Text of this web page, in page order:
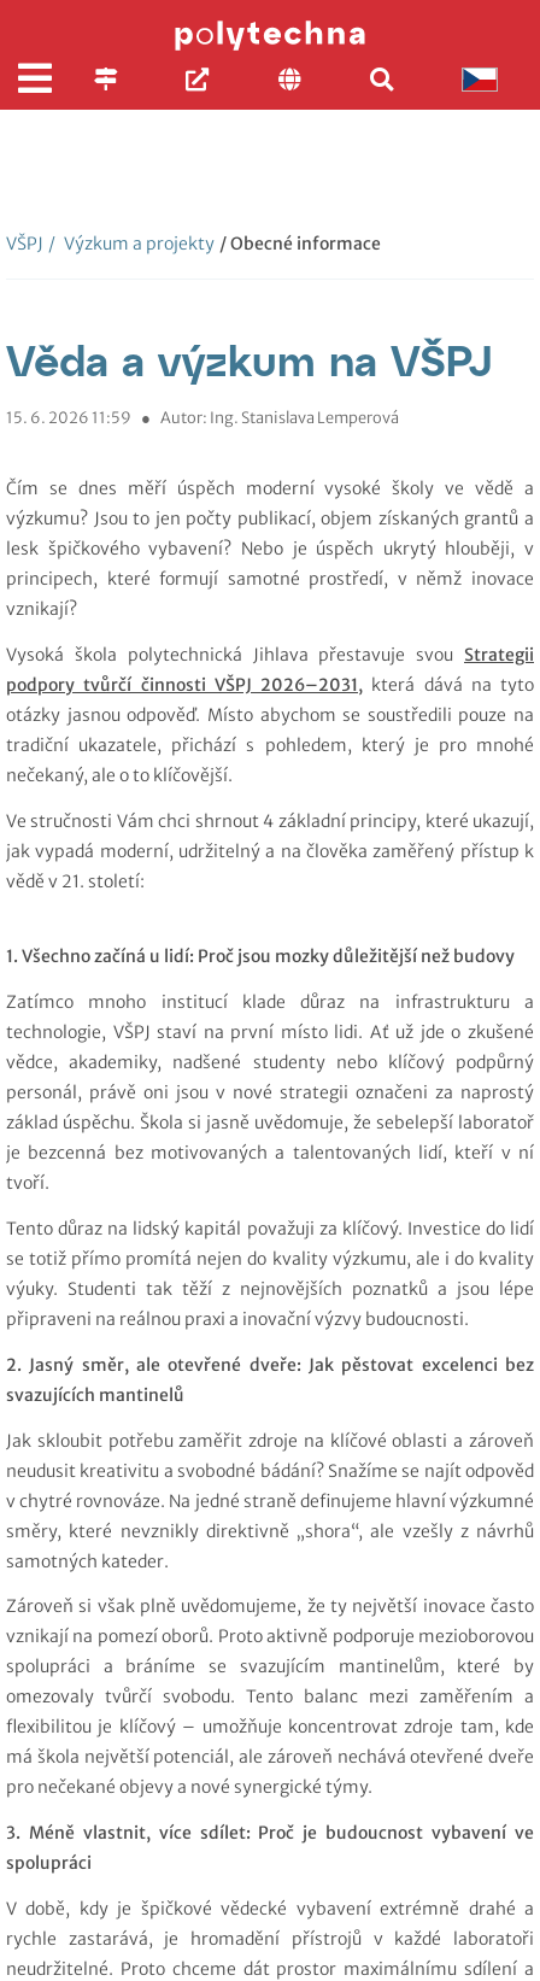
VŠPJ / Výzkum a projekty / Obecné informace
Věda a výzkum na VŠPJ
15. 6. 2026 11:59 ● Autor: Ing. Stanislava Lemperová
Čím se dnes měří úspěch moderní vysoké školy ve vědě a
výzkumu? Jsou to jen počty publikací, objem získaných grantů a
lesk špičkového vybavení? Nebo je úspěch ukrytý hlouběji, v
principech, které formují samotné prostředí, v němž inovace
vznikají?
Vysoká škola polytechnická Jihlava přestavuje svou Strategii
podpory tvůrčí činnosti VŠPJ 2026–2031, která dává na tyto
otázky jasnou odpověď. Místo abychom se soustředili pouze na
tradiční ukazatele, přichází s pohledem, který je pro mnohé
nečekaný, ale o to klíčovější.
Ve stručnosti Vám chci shrnout 4 základní principy, které ukazují,
jak vypadá moderní, udržitelný a na člověka zaměřený přístup k
vědě v 21. století:
1. Všechno začíná u lidí: Proč jsou mozky důležitější než budovy
Zatímco mnoho institucí klade důraz na infrastrukturu a
technologie, VŠPJ staví na první místo lidi. Ať už jde o zkušené
vědce, akademiky, nadšené studenty nebo klíčový podpůrný
personál, právě oni jsou v nové strategii označeni za naprostý
základ úspěchu. Škola si jasně uvědomuje, že sebelepší laboratoř
je bezcenná bez motivovaných a talentovaných lidí, kteří v ní
tvoří.
Tento důraz na lidský kapitál považuji za klíčový. Investice do lidí
se totiž přímo promítá nejen do kvality výzkumu, ale i do kvality
výuky. Studenti tak těží z nejnovějších poznatků a jsou lépe
připraveni na reálnou praxi a inovační výzvy budoucnosti.
2. Jasný směr, ale otevřené dveře: Jak pěstovat excelenci bez
svazujících mantinelů
Jak skloubit potřebu zaměřit zdroje na klíčové oblasti a zároveň
neudusit kreativitu a svobodné bádání? Snažíme se najít odpověď
v chytré rovnováze. Na jedné straně definujeme hlavní výzkumné
směry, které nevznikly direktivně „shora“, ale vzešly z návrhů
samotných kateder.
Zároveň si však plně uvědomujeme, že ty největší inovace často
vznikají na pomezí oborů. Proto aktivně podporuje mezioborovou
spolupráci a bráníme se svazujícím mantinelům, které by
omezovaly tvůrčí svobodu. Tento balanc mezi zaměřením a
flexibilitou je klíčový – umožňuje koncentrovat zdroje tam, kde
má škola největší potenciál, ale zároveň nechává otevřené dveře
pro nečekané objevy a nové synergické týmy.
3. Méně vlastnit, více sdílet: Proč je budoucnost vybavení ve
spolupráci
V době, kdy je špičkové vědecké vybavení extrémně drahé a
rychle zastarává, je hromadění přístrojů v každé laboratoři
neudržitelné. Proto chceme dát prostor maximálnímu sdílení a